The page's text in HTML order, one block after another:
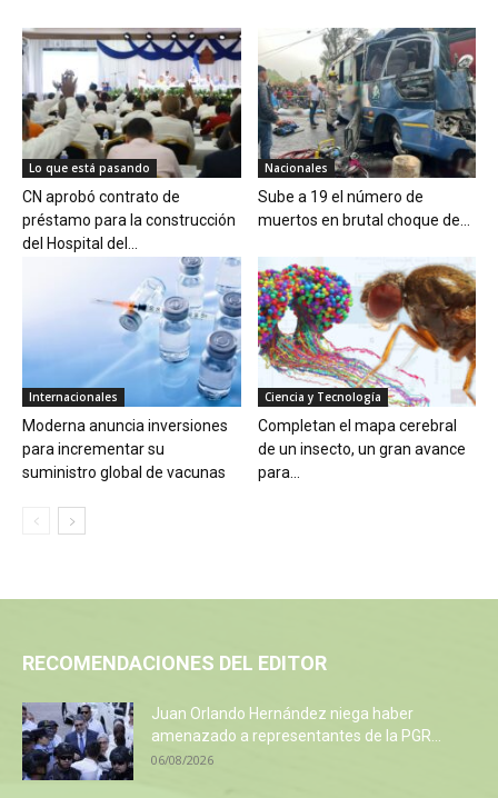
Lo que está pasando
CN aprobó contrato de
préstamo para la construcción
del Hospital del...
Nacionales
Sube a 19 el número de
muertos en brutal choque de...
Internacionales
Moderna anuncia inversiones
para incrementar su
suministro global de vacunas
Ciencia y Tecnología
Completan el mapa cerebral
de un insecto, un gran avance
para...
RECOMENDACIONES DEL EDITOR
Juan Orlando Hernández niega haber
amenazado a representantes de la PGR...
06/08/2026